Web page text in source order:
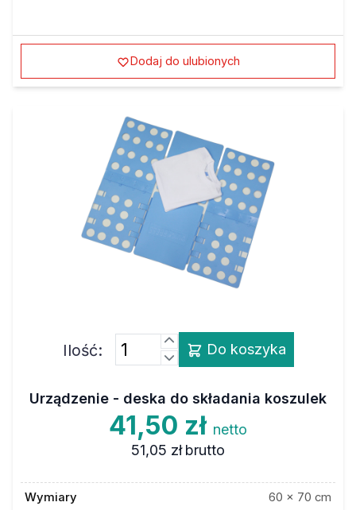
Dodaj do ulubionych
Ilość: Do koszyka
Urządzenie - deska do składania koszulek
41,50 zł netto
51,05 zł brutto
Wymiary
60 x 70 cm